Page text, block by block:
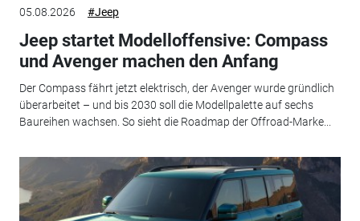
05.08.2026 #Jeep
Jeep startet Modelloffensive: Compass
und Avenger machen den Anfang
Der Compass fährt jetzt elektrisch, der Avenger wurde gründlich
überarbeitet – und bis 2030 soll die Modellpalette auf sechs
Baureihen wachsen. So sieht die Roadmap der Offroad-Marke...